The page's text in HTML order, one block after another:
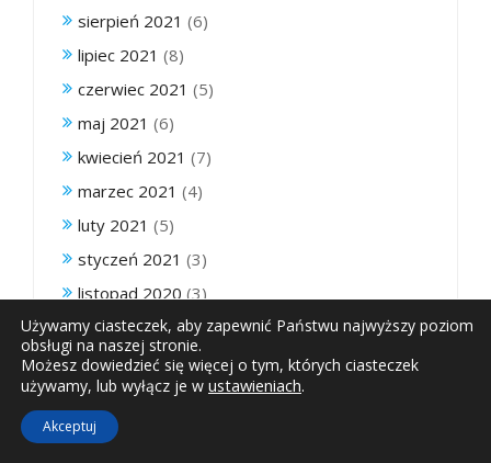
sierpień 2021 (6)
lipiec 2021 (8)
czerwiec 2021 (5)
maj 2021 (6)
kwiecień 2021 (7)
marzec 2021 (4)
luty 2021 (5)
styczeń 2021 (3)
listopad 2020 (3)
październik 2020 (1)
wrzesień 2020(6)
sierpień 2020(1)
lipiec 2020
Używamy ciasteczek, aby zapewnić Państwu najwyższy poziom
obsługi na naszej stronie.
Możesz dowiedzieć się więcej o tym, których ciasteczek
używamy, lub wyłącz je w ustawieniach.
Akceptuj